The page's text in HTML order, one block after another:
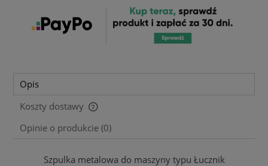
Opis
Koszty dostawy
Cena nie zawiera ewentualnych kosztów płatności
Opinie o produkcie (0)
Szpulka metalowa do maszyny typu Łucznik